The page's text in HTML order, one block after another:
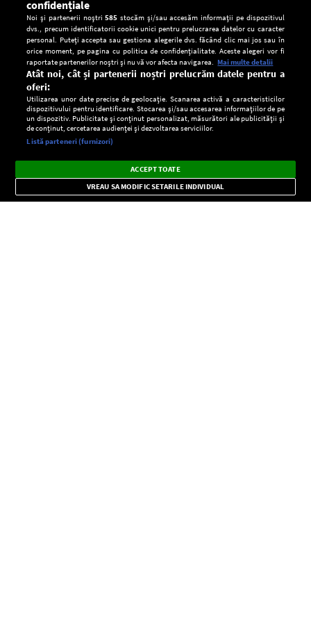
CONFIDENŢIALITATE
Setări:
Dark
Mode
Radio live, podcasturi, știri și alerte
importante.
×
confidențiale
Noi și partenerii noștri585 stocăm și/sau accesăm informații pe dispozitivul
dvs., precum identificatorii cookie unici pentru prelucrarea datelor cu caracter
personal. Puteți accepta sau gestiona alegerile dvs. făcând clic mai jos sau în
orice moment, pe pagina cu politica de confidențialitate. Aceste alegeri vor fi
raportate partenerilor noștri și nu vă vor afecta navigarea. Mai multe detalii
Atât noi, cât și partenerii noștri prelucrăm datele pentru a
oferi:
Utilizarea unor date precise de geolocație. Scanarea activă a caracteristicilor
dispozitivului pentru identificare. Stocarea și/sau accesarea informațiilor de pe
un dispozitiv. Publicitate și conținut personalizat, măsurători ale publicității și
de conținut, cercetarea audienței și dezvoltarea serviciilor.
Listă parteneri (furnizori)
ACCEPT TOATE
VREAU SA MODIFIC SETARILE INDIVIDUAL